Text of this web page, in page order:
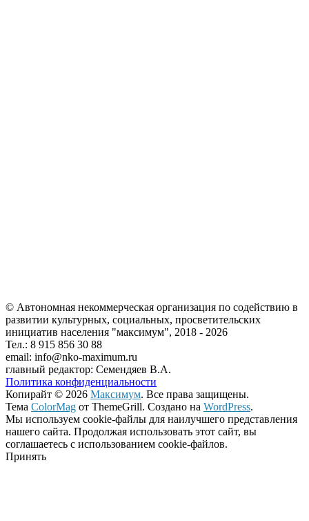
© Автономная некоммерческая организация по содействию в
развитии культурных, социальных, просветительских
инициатив населения "максимум", 2018 - 2026
Тел.: 8 915 856 30 88
email: info@nko-maximum.ru
главный редактор: Семендяев В.А.
Политика конфиденциальности
Копирайт © 2026 Максимум. Все права защищены.
Тема ColorMag от ThemeGrill. Создано на WordPress.
Мы используем cookie-файлы для наилучшего представления
нашего сайта. Продолжая использовать этот сайт, вы
соглашаетесь с использованием cookie-файлов.
Принять